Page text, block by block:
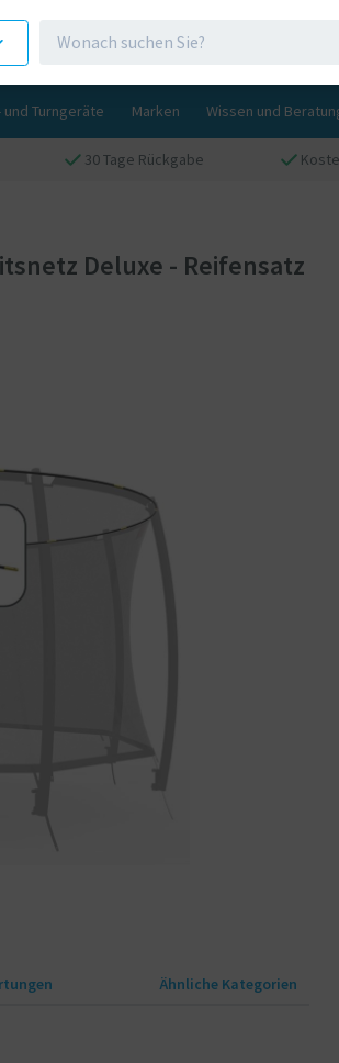
und Turngeräte Marken Wissen und
30 Tage Rückgabe
Deluxe - Reifensatz
Ähnliche Kategorien